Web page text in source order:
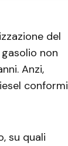
del
non
Anzi,
conformi
su quali